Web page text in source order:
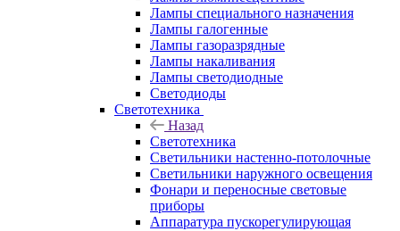
Лампы специального назначения
Лампы галогенные
Лампы газоразрядные
Лампы накаливания
Лампы светодиодные
Светодиоды
Светотехника
Назад
Светотехника
Светильники настенно-потолочные
Светильники наружного освещения
Фонари и переносные световые
приборы
Аппаратура пускорегулирующая